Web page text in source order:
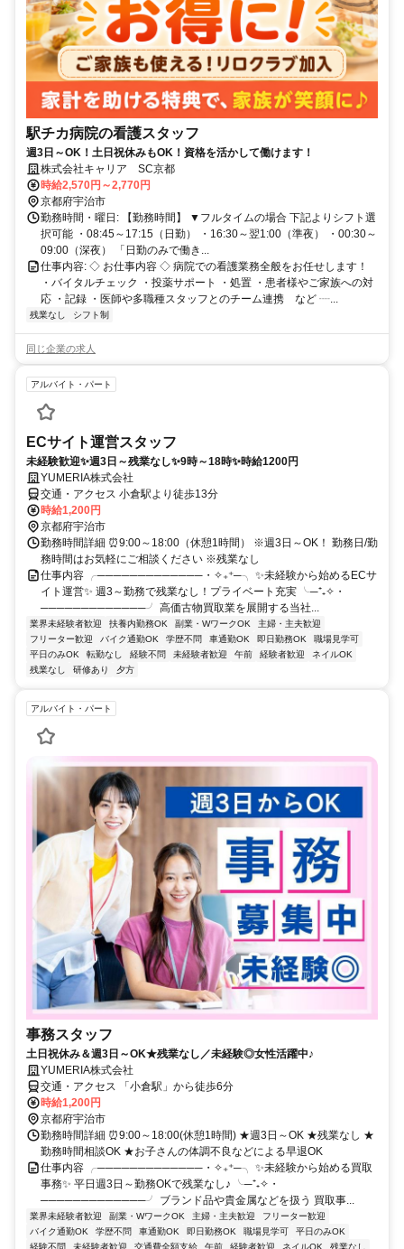
駅チカ病院の看護スタッフ
週3日～OK！土日祝休みもOK！資格を活かして働けます！
株式会社キャリア SC京都
時給2,570円～2,770円
京都府宇治市
勤務時間・曜日: 【勤務時間】 ▼フルタイムの場合 下記よりシフト選
択可能 ・08:45～17:15（日勤） ・16:30～翌1:00（準夜） ・00:30～
09:00（深夜） 「日勤のみで働き...
仕事内容: ◇ お仕事内容 ◇ 病院での看護業務全般をお任せします！
・バイタルチェック ・投薬サポート ・処置 ・患者様やご家族への対
応 ・記録 ・医師や多職種スタッフとのチーム連携 など ┈...
残業なし シフト制
同じ企業の求人
アルバイト・パート
ECサイト運営スタッフ
未経験歓迎✨週3日～残業なし✨9時～18時✨時給1200円
YUMERIA株式会社
交通・アクセス 小倉駅より徒歩13分
時給1,200円
京都府宇治市
勤務時間詳細 ⏰9:00～18:00（休憩1時間） ※週3日～OK！ 勤務日/勤
務時間はお気軽にご相談ください ※残業なし
仕事内容 ╭─────────────・✧₊⁺─╮ ✨未経験から始めるECサ
イト運営✨ 週3～勤務で残業なし！プライベート充実 ╰─⁺₊✧・
─────────────╯ 高価古物買取業を展開する当社...
業界未経験者歓迎 扶養内勤務OK 副業・WワークOK
主婦・主夫歓迎
フリーター歓迎
バイク通勤OK 学歴不問 車通勤OK 即日勤務OK
職場見学可
平日のみOK
転勤なし 経験不問 未経験者歓迎 午前 経験者歓迎
ネイルOK
残業なし
研修あり 夕方
アルバイト・パート
事務スタッフ
土日祝休み＆週3日～OK★残業なし／未経験◎女性活躍中♪
YUMERIA株式会社
交通・アクセス 「小倉駅」から徒歩6分
時給1,200円
京都府宇治市
勤務時間詳細 ⏰9:00～18:00(休憩1時間) ★週3日～OK ★残業なし ★
勤務時間相談OK ★お子さんの体調不良などによる早退OK
仕事内容 ╭─────────────・✧₊⁺─╮ ✨未経験から始める買取
事務✨ 平日週3日～勤務OKで残業なし♪ ╰─⁺₊✧・
─────────────╯ ブランド品や貴金属などを扱う 買取事...
業界未経験者歓迎 副業・WワークOK 主婦・主夫歓迎
フリーター歓迎
バイク通勤OK
学歴不問 車通勤OK 即日勤務OK 職場見学可
平日のみOK